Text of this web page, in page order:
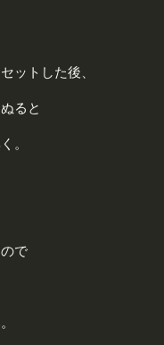
ットした後、
ると
。
で